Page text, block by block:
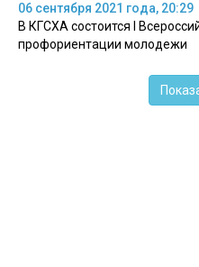
06 сентября 2021 года, 20:29
В КГСХА состоится I
профориентации молодежи